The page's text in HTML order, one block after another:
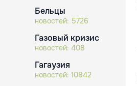
Бельцы
новостей: 5726
Газовый кризис
новостей: 408
Гагаузия
новостей: 10842